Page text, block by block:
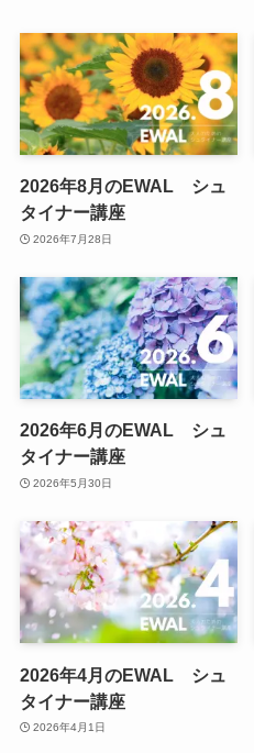
2026年8月のEWAL シュ
タイナー講座
2026年7月28日
2026年6月のEWAL シュ
タイナー講座
2026年5月30日
2026年4月のEWAL シュ
タイナー講座
2026年4月1日